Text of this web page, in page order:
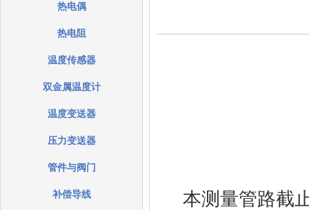
热电偶
热电阻
温度传感器
双金属温度计
温度变送器
压力变送器
管件与阀门
补偿导线
本测量管路截